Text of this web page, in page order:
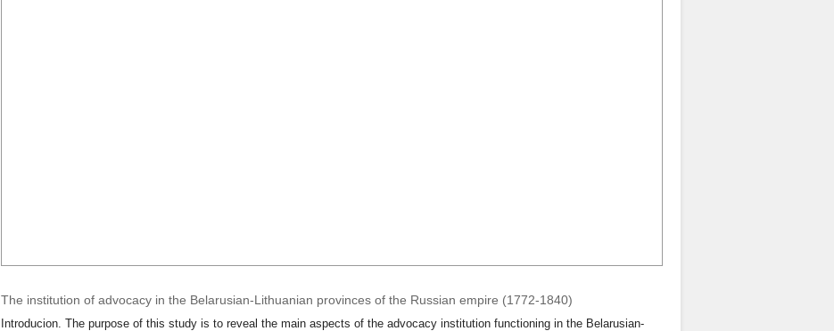
The institution of advocacy in the Belarusian-Lithuanian provinces of the Russian empire (1772-1840)
Introducion. The purpose of this study is to reveal the main aspects of the advocacy institution functioning in the Belarusian-